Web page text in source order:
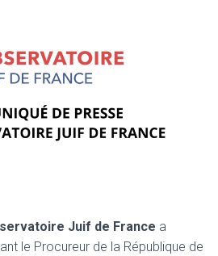
Juif de France a
le Procureur de la République de